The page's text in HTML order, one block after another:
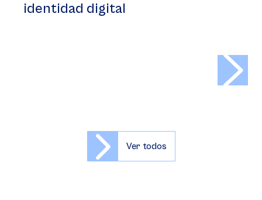
identidad digital
Ver todos